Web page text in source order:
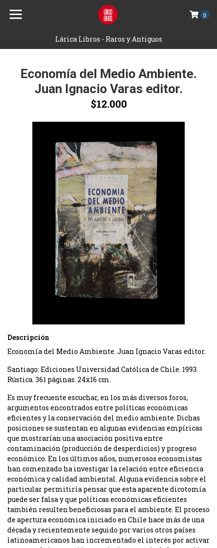
Lárica Libros - Raros y Antiguos
0
Economía del Medio Ambiente.
Juan Ignacio Varas editor.
$12.000
Descripción
Economía del Medio Ambiente. Juan Ignacio Varas editor.
Santiago: Ediciones Universidad Católica de Chile. 1993.
Rústica. 361 páginas. 24x16 cm.
Es muy frecuente escuchar, en los más diversos foros,
argumentos encontrados entre políticas económicas
eficientes y la conservación del medio ambiente. Dichas
posiciones se sustentan en algunas evidencias empíricas
que mostrarían una asociación positiva entre
contaminación (producción de desperdicios) y progreso
económico. En los últimos años, numerosos economistas
han comenzado ha investigar la relación entre eficiencia
económica y calidad ambiental. Alguna evidencia sobre el
particular permitiría pensar que esta aparente dicotomía
puede ser falsa y que políticas económicas eficientes
también resulten beneficiosas para el ambiente. El proceso
de apertura económica iniciado en Chile hace más de una
década y recientemente seguido por varios otros países
latinoamericanos han incrementado el interés por activar